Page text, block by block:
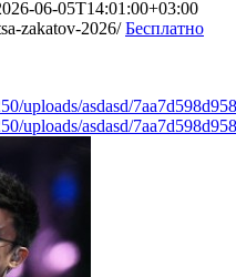
06-05T14:01:00+03:00
zakatov-2026/ Бесплатно
uploads/asdasd/
uploads/asdasd/